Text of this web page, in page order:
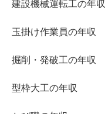
建設機械運転工の年収
玉掛け作業員の年収
掘削・発破工の年収
型枠大工の年収